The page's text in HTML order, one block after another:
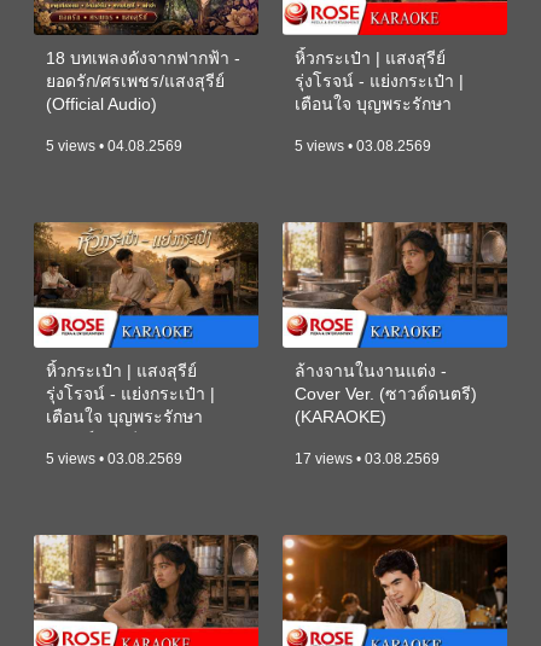
18 บทเพลงดังจากฟากฟ้า -
ยอดรัก/ศรเพชร/แสงสุรีย์
(Official Audio)
5 views • 04.08.2569
หิ้วกระเป๋า | แสงสุรีย์
รุ่งโรจน์ - แย่งกระเป๋า |
เตือนใจ บุญพระรักษา
5 views • 03.08.2569
หิ้วกระเป๋า | แสงสุรีย์
รุ่งโรจน์ - แย่งกระเป๋า |
เตือนใจ บุญพระรักษา
5 views • 03.08.2569
ล้างจานในงานแต่ง -
Cover Ver. (ซาวด์ดนตรี)
(KARAOKE)
17 views • 03.08.2569